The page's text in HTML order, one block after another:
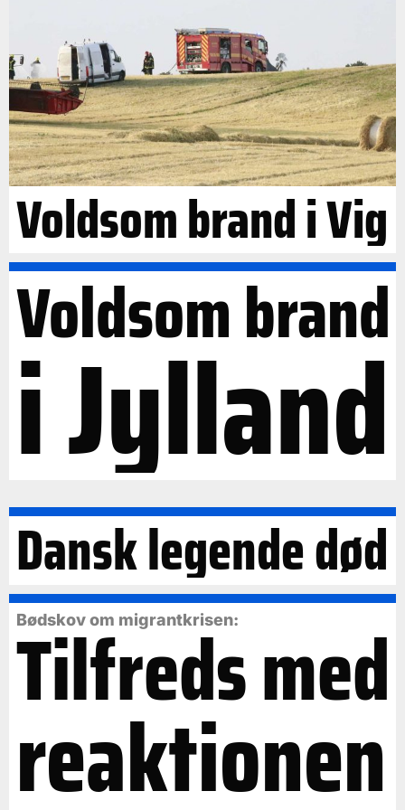
Voldsom brand i Vig
Voldsom brand
i Jylland
Dansk legende død
Bødskov om migrantkrisen:
Tilfreds med
reaktionen